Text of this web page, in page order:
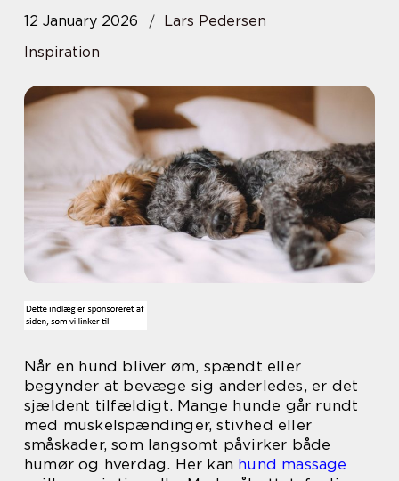
12 January 2026
Lars Pedersen
Inspiration
Når en hund bliver øm, spændt eller
begynder at bevæge sig anderledes, er det
sjældent tilfældigt. Mange hunde går rundt
med muskelspændinger, stivhed eller
småskader, som langsomt påvirker både
humør og hverdag. Her kan hund massage